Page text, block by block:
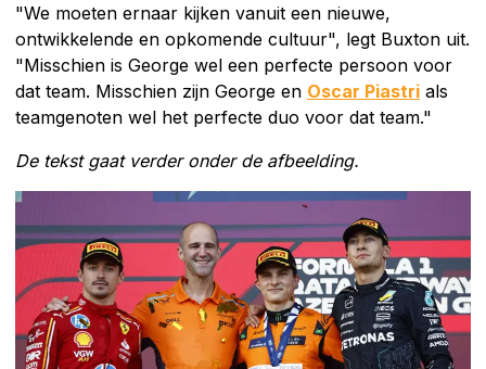
"We moeten ernaar kijken vanuit een nieuwe,
ontwikkelende en opkomende cultuur", legt Buxton uit.
"Misschien is George wel een perfecte persoon voor
dat team. Misschien zijn George en Oscar Piastri als
teamgenoten wel het perfecte duo voor dat team."
De tekst gaat verder onder de afbeelding.